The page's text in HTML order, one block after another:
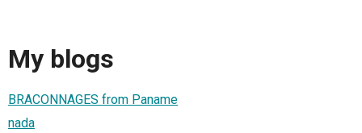
My blogs
BRACONNAGES from Paname
nada